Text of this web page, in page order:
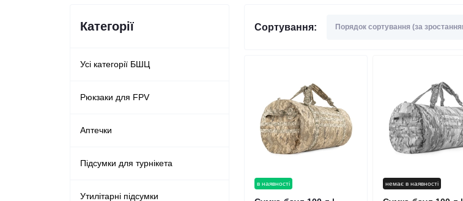
Категорії
Усі категорії БШЦ
Рюкзаки для FPV
Аптечки
Підсумки для турнікета
Утилітарні підсумки
Сортування:
в наявності немає в наявності